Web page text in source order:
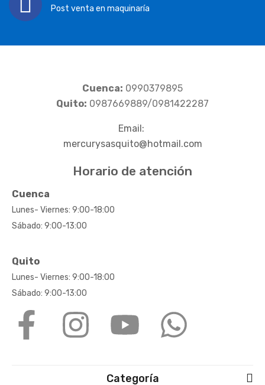
Post venta en maquinaría
Cuenca: 0990379895
Quito: 0987669889/0981422287
Email:
mercurysasquito@hotmail.com
Horario de atención
Cuenca
Lunes- Viernes: 9:00-18:00
Sábado: 9:00-13:00
Quito
Lunes- Viernes: 9:00-18:00
Sábado: 9:00-13:00
Categoría